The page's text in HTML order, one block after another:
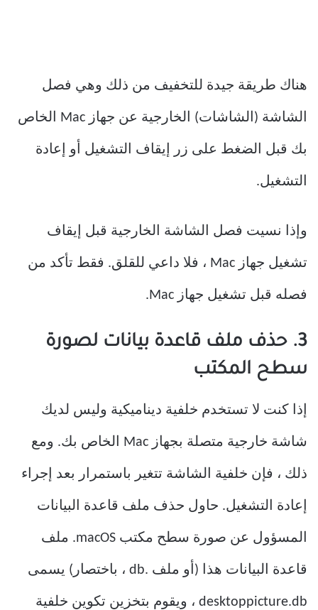
هناك طريقة جيدة للتخفيف من ذلك وهي فصل
الشاشة (الشاشات) الخارجية عن جهاز Mac الخاص
بك قبل الضغط على زر إيقاف التشغيل أو إعادة
التشغيل.
وإذا نسيت فصل الشاشة الخارجية قبل إيقاف
تشغيل جهاز Mac ، فلا داعي للقلق. فقط تأكد من
فصله قبل تشغيل جهاز Mac.
3. حذف ملف قاعدة بيانات لصورة
سطح المكتب
إذا كنت لا تستخدم خلفية ديناميكية وليس لديك
شاشة خارجية متصلة بجهاز Mac الخاص بك. ومع
ذلك ، فإن خلفية الشاشة تتغير باستمرار بعد إجراء
إعادة التشغيل. حاول حذف ملف قاعدة البيانات
المسؤول عن صورة سطح مكتب macOS. ملف
قاعدة البيانات هذا (أو ملف .db ، باختصار) يسمى
desktoppicture.db ، ويقوم بتخزين تكوين خلفية